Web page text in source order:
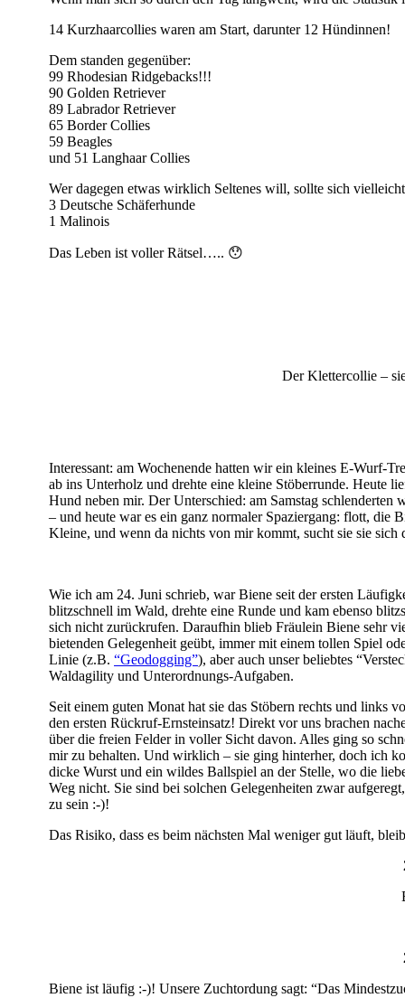
14 Kurzhaarcollies waren am Start, darunter 12 Hündinnen!
Dem standen gegenüber:
99 Rhodesian Ridgebacks!!!
90 Golden Retriever
89 Labrador Retriever
65 Border Collies
59 Beagles
und 51 Langhaar Collies
Wer dagegen etwas wirklich Seltenes will, sollte sich
3 Deutsche Schäferhunde
1 Malinois
Das Leben ist voller Rätsel….. 😯
Der Klettercollie –
Interessant: am Wochenende hatten wir ein kleines E-Wurf-
ab ins Unterholz und drehte eine kleine Stöberrunde. Heute
Hund neben mir. Der Unterschied: am Samstag
– und heute war es ein ganz normaler Spaziergang: flott,
Kleine, und wenn da nichts von mir kommt, sucht sie sie sich
Wie ich am 24. Juni schrieb, war Biene seit der ersten
blitzschnell im Wald, drehte eine Runde und kam ebenso
sich nicht zurückrufen. Daraufhin blieb Fräulein Biene sehr
bietenden Gelegenheit geübt, immer mit einem tollen Spiel
Linie (z.B. “Geodogging”), aber auch unser beliebtes
Waldagility und Unterordnungs-Aufgaben.
Seit einem guten Monat hat sie das Stöbern rechts und links
den ersten Rückruf-Ernsteinsatz! Direkt vor uns brachen
über die freien Felder in voller Sicht davon. Alles ging so
mir zu behalten. Und wirklich – sie ging hinterher, doch ich
dicke Wurst und ein wildes Ballspiel an der Stelle, wo die
Weg nicht. Sie sind bei solchen Gelegenheiten zwar
zu sein :-)!
Das Risiko, dass es beim nächsten Mal weniger gut läuft,
Biene ist läufig :-)! Unsere Zuchtordung sagt: “Das